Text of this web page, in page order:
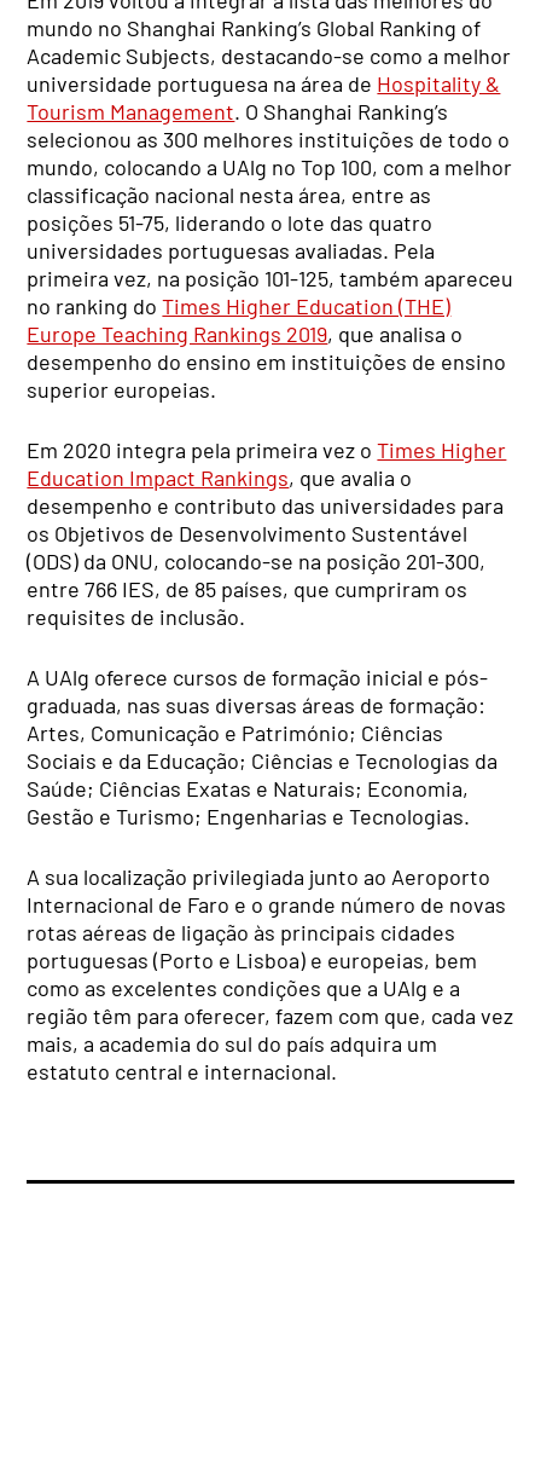
mundo no Shanghai Ranking’s Global Ranking of
Academic Subjects, destacando-se como a melhor
universidade portuguesa na área de Hospitality &
Tourism Management. O Shanghai Ranking’s
selecionou as 300 melhores instituições de todo o
mundo, colocando a UAlg no Top 100, com a melhor
classificação nacional nesta área, entre as
posições 51-75, liderando o lote das quatro
universidades portuguesas avaliadas. Pela
primeira vez, na posição 101-125, também apareceu
no ranking doTimes Higher Education (THE)
Europe Teaching Rankings 2019, que analisa o
desempenho do ensino em instituições de ensino
superior europeias.
Em 2020 integra pela primeira vez oTimes Higher
Education Impact Rankings, que avalia o
desempenho e contributo das universidades para
os Objetivos de Desenvolvimento Sustentável
(ODS) da ONU, colocando-se na posição 201-300,
entre 766 IES, de 85 países, que cumpriram os
requisites de inclusão.
A UAlg oferece cursos de formação inicial e pós-
graduada, nas suas diversas áreas de formação:
Artes, Comunicação e Património; Ciências
Sociais e da Educação; Ciências e Tecnologias da
Saúde; Ciências Exatas e Naturais; Economia,
Gestão e Turismo; Engenharias e Tecnologias.
A sua localização privilegiada junto ao Aeroporto
Internacional de Faro e o grande número de novas
rotas aéreas de ligação às principais cidades
portuguesas (Porto e Lisboa) e europeias, bem
como as excelentes condições que a UAlg e a
região têm para oferecer, fazem com que, cada vez
mais, a academia do sul do país adquira um
estatuto central e internacional.